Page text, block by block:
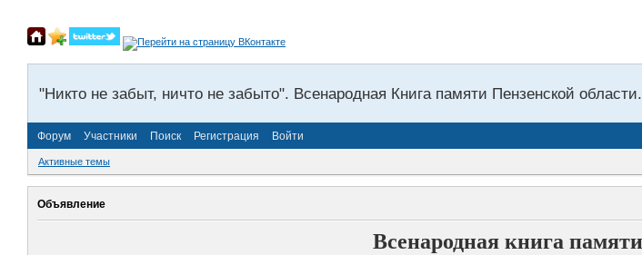
"Никто не забыт, ничто не забыто". Всенародная Книга памяти Пензенской области.
Форум Участники Поиск Регистрация Войти
Активные темы
Объявление
Всенародная книга